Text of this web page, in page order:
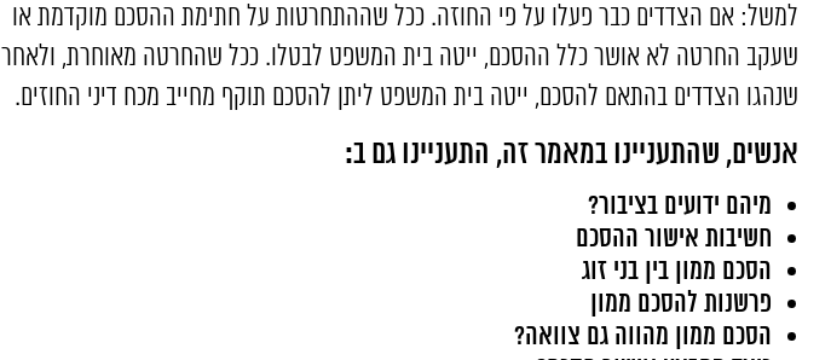
למשל: אם הצדדים כבר פעלו על פי החוזה. ככל שההתחרטות על חתימת ההסכם מוקדמת או
שעקב החרטה לא אושר כלל ההסכם, ייטה בית המשפט לבטלו. ככל שהחרטה מאוחרת, ולאחר
שנהגו הצדדים בהתאם להסכם, ייטה בית המשפט ליתן להסכם תוקף מחייב מכח דיני החוזים.
אנשים, שהתעניינו במאמר זה, התעניינו גם ב:
מיהם ידועים בציבור?
חשיבות אישור ההסכם
הסכם ממון בין בני זוג
פרשנות להסכם ממון
הסכם ממון מהווה גם צוואה?